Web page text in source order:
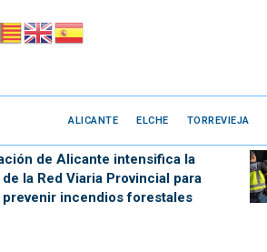
ALICANTE ELCHE TORREVIEJA
de Alicante intensifica la
la Red Viaria Provincial para
prevenir incendios forestales